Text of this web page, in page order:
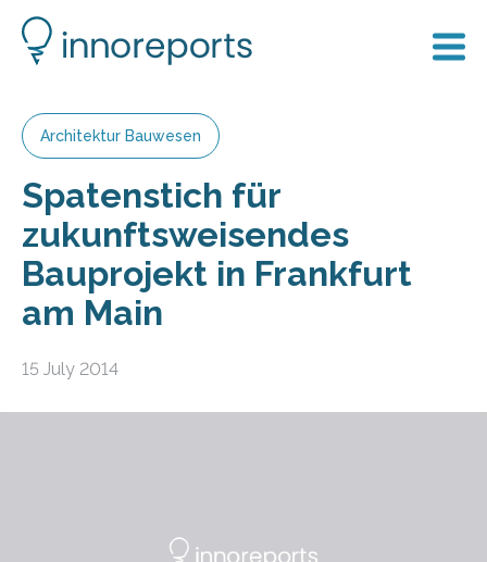
Architektur Bauwesen
Spatenstich für
zukunftsweisendes
Bauprojekt in Frankfurt
am Main
15 July 2014